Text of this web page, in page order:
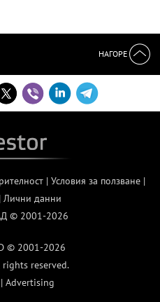
НАГОРЕ
| Условия за ползване|
| Лични данни
© 2001-2026
© 2001-2026
reserved.
| Advertising